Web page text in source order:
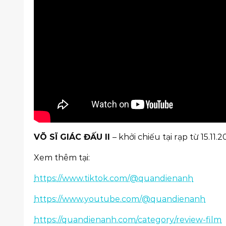
VÕ SĨ GIÁC ĐẤU II – khởi chiếu tại rạp từ
Xem thêm tại:
https://www.tiktok.com/@quandienanh
https://www.youtube.com/@quandienanh
https://quandienanh.com/category/review-film